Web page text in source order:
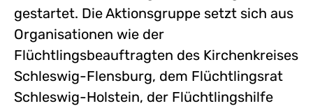
gestartet. Die Aktionsgruppe setzt sich aus
Organisationen wie der
Flüchtlingsbeauftragten des Kirchenkreises
Schleswig-Flensburg, dem Flüchtlingsrat
Schleswig-Holstein, der Flüchtlingshilfe